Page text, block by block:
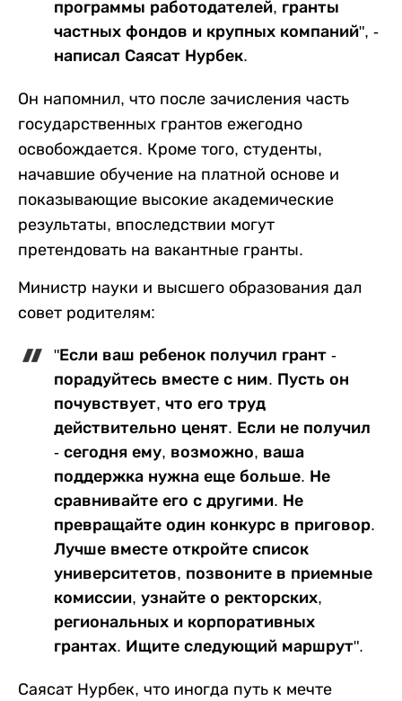
программы работодателей, гранты
частных фондов и крупных компаний", -
написал Саясат Нурбек.
Он напомнил, что после зачисления часть
государственных грантов ежегодно
освобождается. Кроме того, студенты,
начавшие обучение на платной основе и
показывающие высокие академические
результаты, впоследствии могут
претендовать на вакантные гранты.
Министр науки и высшего образования дал
совет родителям:
"Если ваш ребенок получил грант -
порадуйтесь вместе с ним. Пусть он
почувствует, что его труд
действительно ценят. Если не получил
- сегодня ему, возможно, ваша
поддержка нужна еще больше. Не
сравнивайте его с другими. Не
превращайте один конкурс в приговор.
Лучше вместе откройте список
университетов, позвоните в приемные
комиссии, узнайте о ректорских,
региональных и корпоративных
грантах. Ищите следующий маршрут".
Саясат Нурбек, что иногда путь к мечте